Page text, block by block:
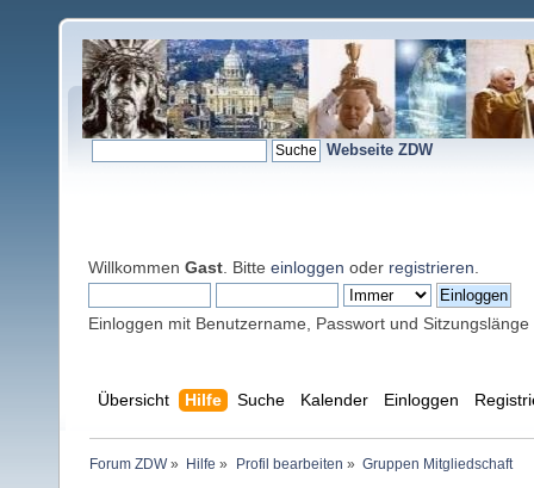
Webseite ZDW
Willkommen Gast . Bitte einloggen oder registrieren
Einloggen mit Benutzername, Passwort und Sitzungslänge
Übersicht Hilfe Suche Kalender Einloggen
Forum ZDW» Hilfe » Profil bearbeiten » Gruppen Mitgliedschaft